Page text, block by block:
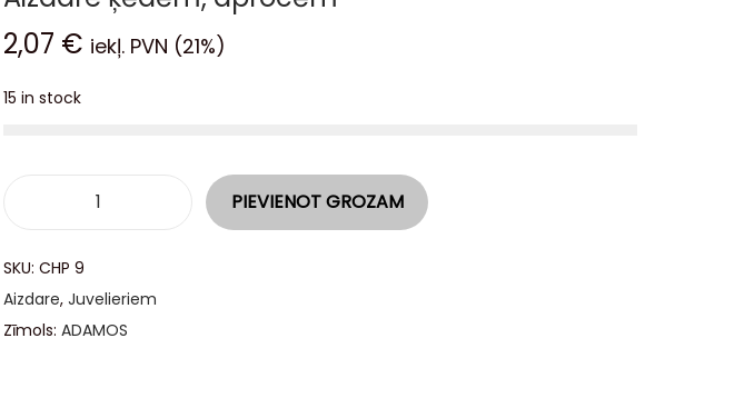
2,07 € iekļ. PVN (21%)
15 in stock
PIEVIENOT GROZAM
SKU: CHP 9
Aizdare, Juvelieriem
Zīmols: ADAMOS